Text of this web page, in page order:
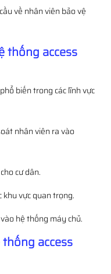
về nhân viên bảo vệ
thống access
biến trong các lĩnh vực
nhân viên ra vào
cư dân.
khu vực quan trọng.
hệ thống máy chủ.
access